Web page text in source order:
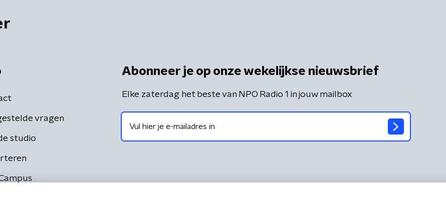
vragen
studio
Abonneer je op onze wekelijkse nieuwsbrief
Elke zaterdag het beste van NPO Radio 1 in jouw mailbox